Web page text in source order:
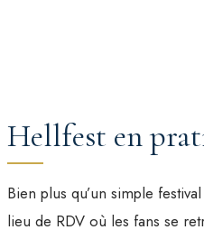
Hellfest en
Bien plus qu’un simple
lieu de RDV où les fans se